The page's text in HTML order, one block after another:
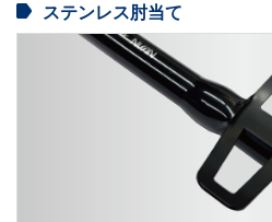
ステンレス肘当て